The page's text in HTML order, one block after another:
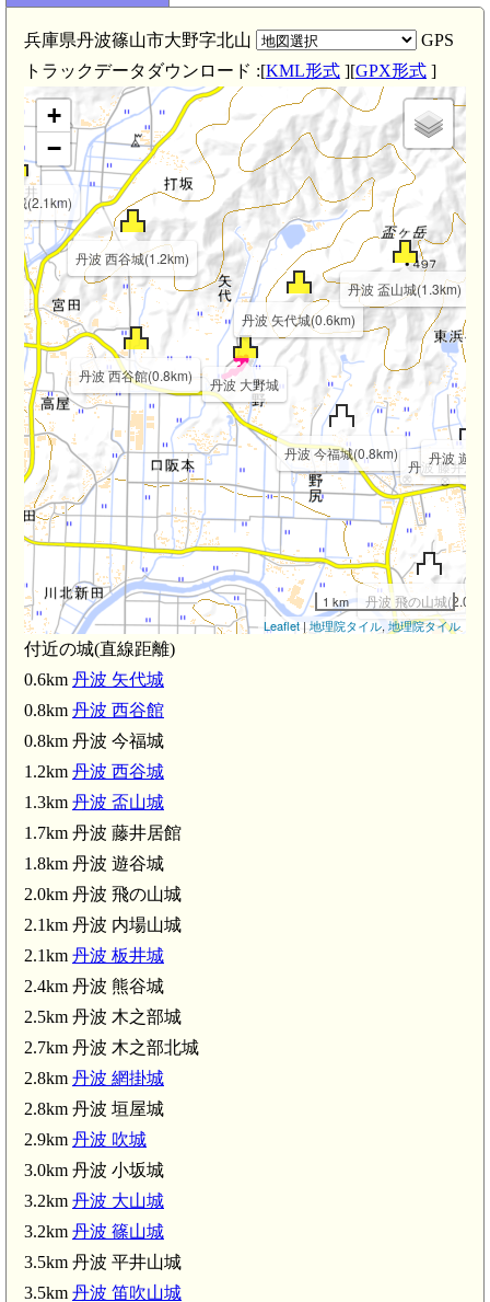
兵庫県丹波篠山市大野字北山
GPS
トラックデータダウンロード :[KML形式 ][GPX形式 ]
篠山口駅(4.1km)
矢代駅(6.1km)
丹波 大野城
丹波 矢代城(0.6km)
丹波 西谷館(0.8km)
丹波 今福城(0.8km)
丹波 西谷城(1.2km)
丹波 盃山城(1.3km)
丹波 藤井居
丹波 遊谷
丹波 飛の山城
城(2.1km)
丹波 網掛城(2.8km)
+
−
1 km
Leaflet | 地理院タイル, 地理院タイル
付近の城(直線距離)
0.6km 丹波 矢代城
0.8km 丹波 西谷館
0.8km 丹波 今福城
1.2km 丹波 西谷城
1.3km 丹波 盃山城
1.7km 丹波 藤井居館
1.8km 丹波 遊谷城
2.0km 丹波 飛の山城
2.1km 丹波 内場山城
2.1km 丹波 板井城
2.4km 丹波 熊谷城
2.5km 丹波 木之部城
2.7km 丹波 木之部北城
2.8km 丹波 網掛城
2.8km 丹波 垣屋城
2.9km 丹波 吹城
3.0km 丹波 小坂城
3.2km 丹波 大山城
3.2km 丹波 篠山城
3.5km 丹波 平井山城
3.5km 丹波 笛吹山城